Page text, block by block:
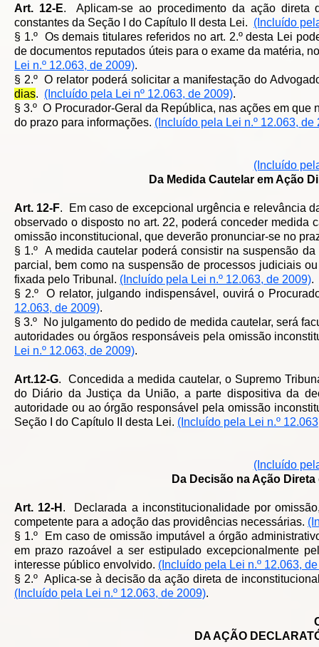
Art. 12-E. Aplicam-se ao procedimento da ação direta
constantes da Seção I do Capítulo II desta Lei. (Incluído
§ 1.º Os demais titulares referidos no art. 2.º desta Lei
de documentos reputados úteis para o exame da matéria,
Lei n.º 12.063, de 2009).
§ 2.º O relator poderá solicitar a manifestação do
dias. (Incluído pela Lei nº 12.063, de 2009).
§ 3.º O Procurador-Geral da República, nas ações em que
do prazo para informações. (Incluído pela Lei n.º 12.063, de
(Incluído
Da Medida Cautelar em Ação
Art. 12-F. Em caso de excepcional urgência e relevância
observado o disposto no art. 22, poderá conceder medida
omissão inconstitucional, que deverão pronunciar-se no
§ 1.º A medida cautelar poderá consistir na suspensão
parcial, bem como na suspensão de processos judiciais
fixada pelo Tribunal. (Incluído pela Lei n.º 12.063, de 2009).
§ 2.º O relator, julgando indispensável, ouvirá o
12.063, de 2009).
§ 3.º No julgamento do pedido de medida cautelar, será
autoridades ou órgãos responsáveis pela omissão
Lei n.º 12.063, de 2009).
Art.12-G. Concedida a medida cautelar, o Supremo
do Diário da Justiça da União, a parte dispositiva da
autoridade ou ao órgão responsável pela omissão
Seção I do Capítulo II desta Lei. (Incluído pela Lei n.º
(Incluído
Da Decisão na Ação
Art. 12-H . Declarada a inconstitucionalidade por
competente para a adoção das providências necessárias.
§ 1.º Em caso de omissão imputável a órgão
em prazo razoável a ser estipulado excepcionalmente
interesse público envolvido. (Incluído pela Lei n.º 12.063,
§ 2.º Aplica-se à decisão da ação direta de
(Incluído pela Lei n.º 12.063, de 2009).
DA AÇÃO